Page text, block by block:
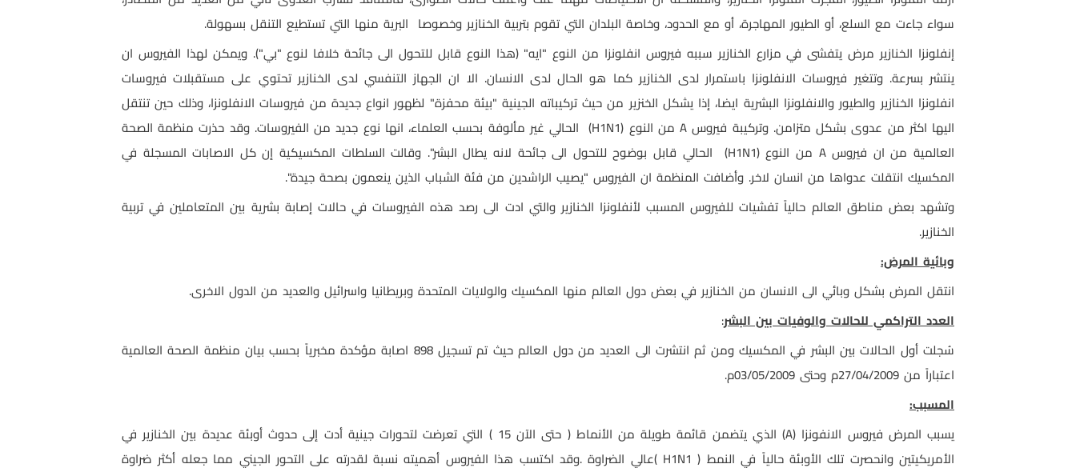
سواء جاءت مع السلع، أو الطيور المهاجرة، أو مع الحدود، وخاصة البلدان التي تقوم بتربية الخنازير وخصوصا البرية منها التي تستطيع التنقل بسهولة.
إنفلونزا الخنازير مرض يتفشى في مزارع الخنازير سببه فيروس انفلونزا من النوع "ايه" (هذا النوع قابل للتحول الى جائحة خلافا لنوع "بي"). ويمكن لهذا الفيروس ان
ينتشر بسرعة. وتتغير فيروسات الانفلونزا باستمرار لدى الخنازير كما هو الحال لدى الانسان. الا ان الجهاز التنفسي لدى الخنازير تحتوي على مستقبلات فيروسات
انفلونزا الخنازير والطيور والانفلونزا البشرية ايضا، إذا يشكل الخنزير من حيث تركيباته الجينية "بيئة محفزة" لظهور انواع جديدة من فيروسات الانفلونزا، وذلك حين تنتقل
اليها اكثر من عدوى بشكل متزامن. وتركيبة فيروس Aمن النوع (H1N1) الحالي غير مألوفة بحسب العلماء، انها نوع جديد من الفيروسات. وقد حذرت منظمة الصحة
العالمية من ان فيروسA من النوع(H1N1) الحالي قابل بوضوح للتحول الى جائحة لانه يطال البشر". وقالت السلطات المكسيكية إن كل الاصابات المسجلة في
المكسيك انتقلت عدواها من انسان لاخر. وأضافت المنظمة ان الفيروس "يصيب الراشدين من فئة الشباب الذين ينعمون بصحة جيدة".
وتشهد بعض مناطق العالم حالياً تفشيات للفيروس المسبب لأنفلونزا الخنازير والتي ادت الى رصد هذه الفيروسات في حالات إصابة بشرية بين المتعاملين في تربية
الخنازير.
وبائية المرض:
انتقل المرض بشكل وبائي الى الانسان من الخنازير في بعض دول العالم منها المكسيك والولايات المتحدة وبريطانيا واسرائيل والعديد من الدول الاخرى.
العدد التراكمي للحالات والوفيات بين البشر:
سُجلت أول الحالات بين البشر في المكسيك ومن ثم انتشرت الى العديد من دول العالم حيث تم تسجيل 898 اصابة مؤكدة مخبرياً بحسب بيان منظمة الصحة العالمية
اعتباراً من 27/04/2009م وحتى 03/05/2009م.
المسبب:
يسبب المرض فيروس الانفونزا (A
) الذي يتضمن قائمة طويلة من الأنماط ( حتى الآن 15 ) التي تعرضت لتحورات جينية أدت إلى حدوث أوبئة عديدة بين الخنازير في
الأمريكيتين وانحصرت تلك الأوبئة حالياً في النمط ( H1N1 )عالي الضراوة.وقد اكتسب هذا الفيروس أهميته نسبة لقدرته على التحور الجيني مما جعله أكثر ضراوة